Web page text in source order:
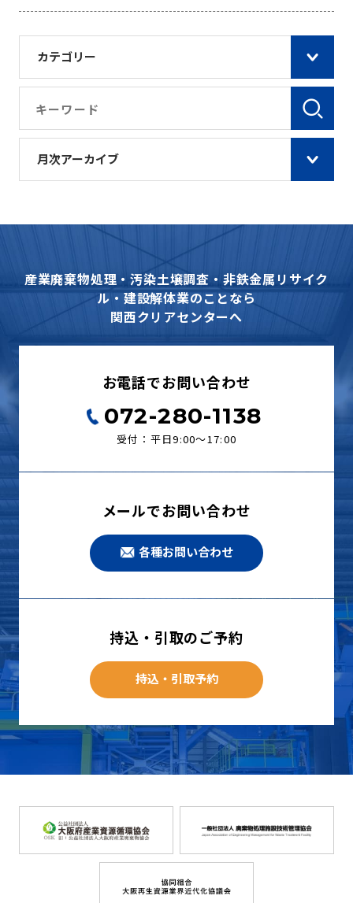
カテゴリー
月次アーカイブ
産業廃棄物処理・汚染土壌調査・非鉄金属リサイク
ル・建設解体業のことなら
関西クリアセンターへ
お電話でお問い合わせ
072-280-1138
受付：平日9:00〜17:00
メールでお問い合わせ
各種お問い合わせ
持込・引取のご予約
持込・引取予約